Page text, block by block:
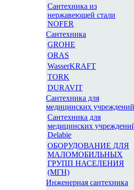
Сантехника из
нержавеющей стали
NOFER
Сантехника
GROHE
ORAS
WasserKRAFT
TORK
DURAVIT
Сантехника для
медицинских учреждений
Сантехника для
медицинских
Delabie
ОБОРУДОВАНИЕ ДЛЯ
МАЛОМОБИЛЬНЫХ
ГРУПП НАСЕЛЕНИЯ
(МГН)
Инженерная сантехника